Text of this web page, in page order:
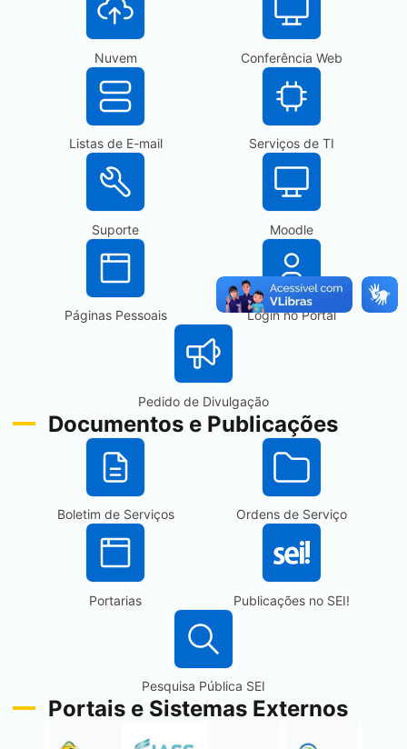
Nuvem Conferência Web
Listas de E-mail Serviços de TI
Suporte Moodle
Páginas Pessoais Login no Portal
Pedido de Divulgação
Documentos e Publicações
Boletim de Serviços Ordens de Serviço
Portarias Publicações no SEI!
Pesquisa Pública SEI
Portais e Sistemas Externos